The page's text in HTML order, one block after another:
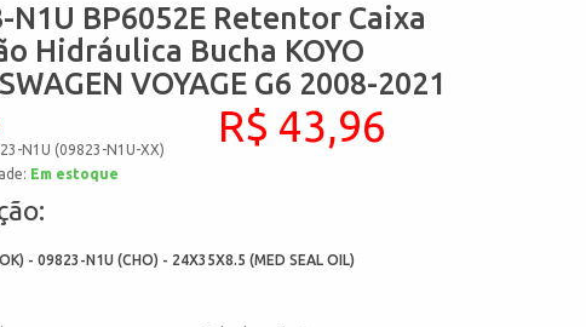
N1U BP6052E Retentor Caixa
Hidráulica Bucha KOYO
VOYAGE G6 2008-2021
N1U (09823-N1U-XX)
Em estoque
R$ 43,96
- 09823-N1U (CHO) - 24X35X8.5 (MED SEAL OIL)